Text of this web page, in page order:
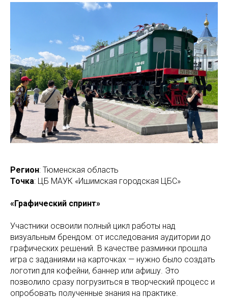
Регион: Тюменская область
Точка: ЦБ МАУК «Ишимская городская ЦБС»
«Графический спринт»
Участники освоили полный цикл работы над
визуальным брендом: от исследования аудитории до
графических решений. В качестве разминки прошла
игра с заданиями на карточках — нужно было создать
логотип для кофейни, баннер или афишу. Это
позволило сразу погрузиться в творческий процесс и
опробовать полученные знания на практике.